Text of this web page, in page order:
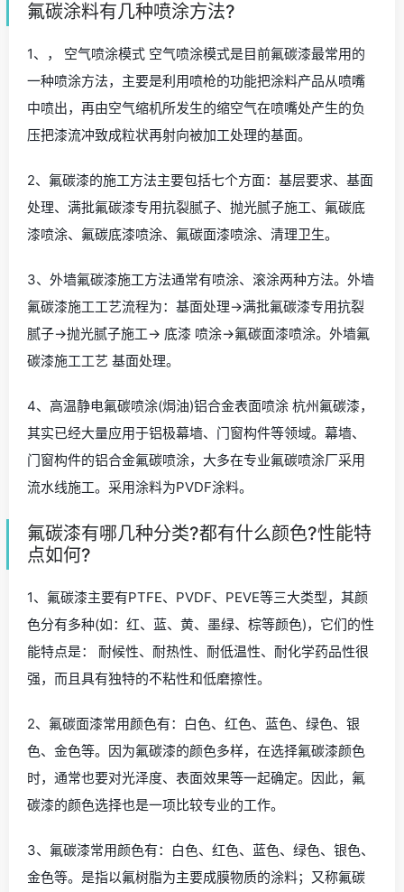
氟碳涂料有几种喷涂方法?
1、， 空气喷涂模式 空气喷涂模式是目前氟碳漆最常用的
一种喷涂方法，主要是利用喷枪的功能把涂料产品从喷嘴
中喷出，再由空气缩机所发生的缩空气在喷嘴处产生的负
压把漆流冲致成粒状再射向被加工处理的基面。
2、氟碳漆的施工方法主要包括七个方面：基层要求、基面
处理、满批氟碳漆专用抗裂腻子、抛光腻子施工、氟碳底
漆喷涂、氟碳底漆喷涂、氟碳面漆喷涂、清理卫生。
3、外墙氟碳漆施工方法通常有喷涂、滚涂两种方法。外墙
氟碳漆施工工艺流程为：基面处理→满批氟碳漆专用抗裂
腻子→抛光腻子施工→ 底漆 喷涂→氟碳面漆喷涂。外墙氟
碳漆施工工艺 基面处理。
4、高温静电氟碳喷涂(焗油)铝合金表面喷涂 杭州氟碳漆，
其实已经大量应用于铝极幕墙、门窗构件等领域。幕墙、
门窗构件的铝合金氟碳喷涂，大多在专业氟碳喷涂厂采用
流水线施工。采用涂料为PVDF涂料。
氟碳漆有哪几种分类?都有什么颜色?性能特
点如何?
1、氟碳漆主要有PTFE、PVDF、PEVE等三大类型，其颜
色分有多种(如：红、蓝、黄、墨绿、棕等颜色)，它们的性
能特点是： 耐候性、耐热性、耐低温性、耐化学药品性很
强，而且具有独特的不粘性和低磨擦性。
2、氟碳面漆常用颜色有：白色、红色、蓝色、绿色、银
色、金色等。因为氟碳漆的颜色多样，在选择氟碳漆颜色
时，通常也要对光泽度、表面效果等一起确定。因此，氟
碳漆的颜色选择也是一项比较专业的工作。
3、氟碳漆常用颜色有：白色、红色、蓝色、绿色、银色、
金色等。是指以氟树脂为主要成膜物质的涂料；又称氟碳